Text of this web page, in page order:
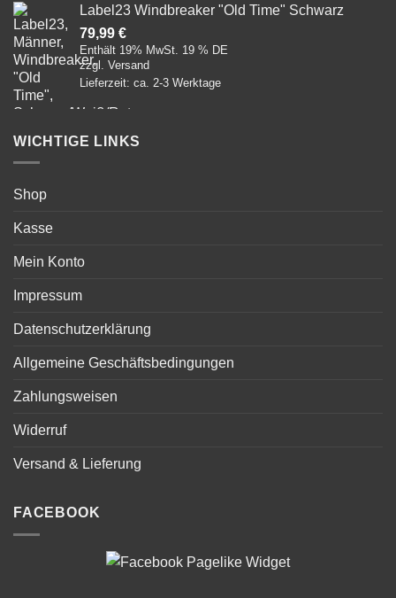
Label23 Windbreaker "Old Time" Schwarz
79,99 €
Enthält 19% MwSt. 19 % DE
zzgl. Versand
Lieferzeit: ca. 2-3 Werktage
WICHTIGE LINKS
Shop
Kasse
Mein Konto
Impressum
Datenschutzerklärung
Allgemeine Geschäftsbedingungen
Zahlungsweisen
Widerruf
Versand & Lieferung
FACEBOOK